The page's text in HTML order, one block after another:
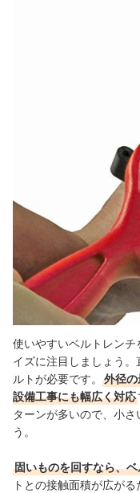
使いやすいベルトレン
イズに注目しましょう
ルトが必要です。
外径
設備工事にも幅広く対応
ターンが多いので、小
う。
固いものを回すなら、
トとの接触面積が広が